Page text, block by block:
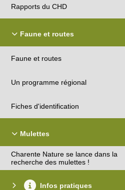
Rapports du CHD
Faune et routes
Faune et routes
Un programme régional
Fiches d'identification
Mulettes
Charente Nature se lance dans la
recherche des mulettes !
Infos pratiques